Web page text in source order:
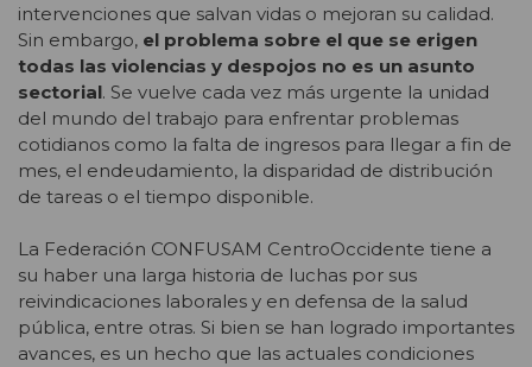
intervenciones que salvan vidas o mejoran su calidad.
Sin embargo, el problema sobre el que se erigen
todas las violencias y despojos no es un asunto
sectorial. Se vuelve cada vez más urgente la unidad
del mundo del trabajo para enfrentar problemas
cotidianos como la falta de ingresos para llegar a fin de
mes, el endeudamiento, la disparidad de distribución
de tareas o el tiempo disponible.
La Federación CONFUSAM CentroOccidente tiene a
su haber una larga historia de luchas por sus
reivindicaciones laborales y en defensa de la salud
pública, entre otras. Si bien se han logrado importantes
avances, es un hecho que las actuales condiciones